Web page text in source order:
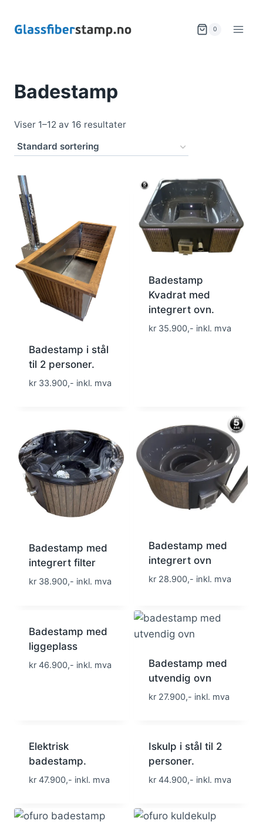
0
Badestamp
Viser 1–12 av 16 resultater
Badestamp i stål
til 2 personer.
kr 33.900,- inkl. mva
Badestamp
Kvadrat med
integrert ovn.
kr 35.900,- inkl. mva
Badestamp med
integrert filter
kr 38.900,- inkl. mva
Badestamp med
integrert ovn
kr 28.900,- inkl. mva
Badestamp med
liggeplass
kr 46.900,- inkl. mva
Badestamp med
utvendig ovn
kr 27.900,- inkl. mva
Elektrisk
badestamp.
kr 47.900,- inkl. mva
Iskulp i stål til 2
personer.
kr 44.900,- inkl. mva